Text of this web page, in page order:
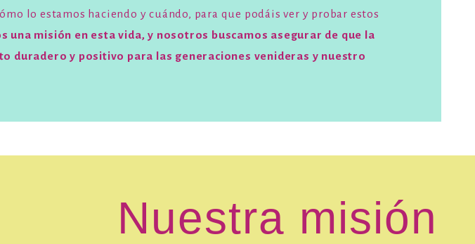
lo estamos haciendo y cuándo, para que podáis ver y probar estos
una misión en esta vida, y nosotros buscamos asegurar de que la
duradero y positivo para las generaciones venideras y nuestro
Nuestra misión